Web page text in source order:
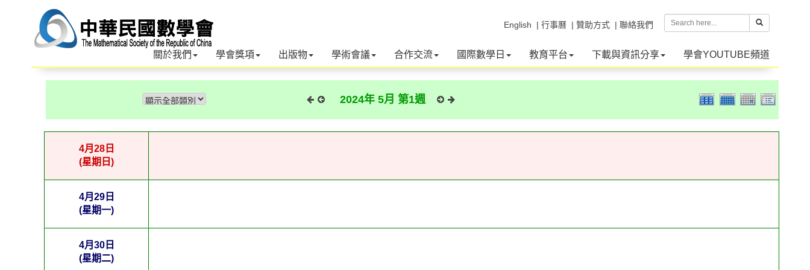
| 聯絡我們
| 贊助方式
| 行事曆
English
關於我們 學會獎項 出版物 學術會議 合作交流 國際數學日 教育平台 下載與資訊分享 學會YOUTUBE頻道
2024年 5月 第1週
4月28日
(星期日)
4月29日
(星期一)
4月30日
(星期二)